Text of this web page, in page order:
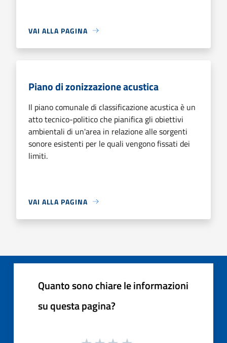
VAI ALLA PAGINA
Piano di zonizzazione acustica
Il piano comunale di classificazione acustica è un
atto tecnico-politico che pianifica gli obiettivi
ambientali di un'area in relazione alle sorgenti
sonore esistenti per le quali vengono fissati dei
limiti.
VAI ALLA PAGINA
Quanto sono chiare le informazioni
su questa pagina?